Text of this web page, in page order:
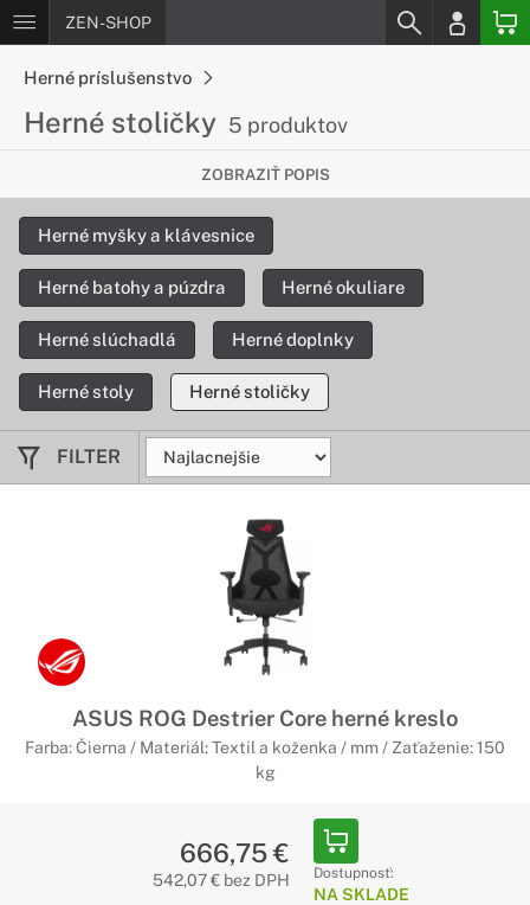
ZEN-SHOP
Herné príslušenstvo
Herné stoličky 5 produktov
Určené pre každého, kto chce sedieť
pohodlne pri práci či zábave
Herné kreslo vám poskytne podporu a pohodlie, ktoré
potrebujete počas dlhých hodín pri vysoko výkonnom
počítači. Kreslá disponujú elegantným vzhľadom a
množstvom vychytávok, ktoré ako každodenný používateľ
naozaj oceníte.
ZOBRAZIŤ POPIS
Herné myšky a klávesnice
Herné batohy a púzdra Herné okuliare
Herné slúchadlá Herné doplnky
Herné stoly Herné stoličky
FILTER
ASUS ROG Destrier Core herné kreslo
Farba: Čierna / Materiál: Textil a koženka / mm / Zaťaženie: 150
kg
666,75 €
542,07 € bez DPH Dostupnosť:
NA SKLADE